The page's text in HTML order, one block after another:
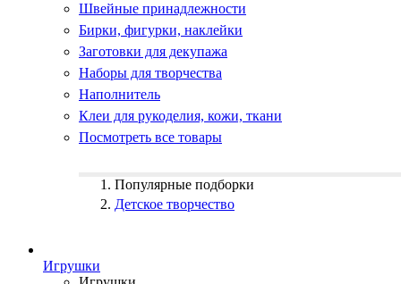
Швейные принадлежности
Бирки, фигурки, наклейки
Заготовки для декупажа
Наборы для творчества
Наполнитель
Клеи для рукоделия, кожи, ткани
Посмотреть все товары
Популярные подборки
Детское творчество
Игрушки